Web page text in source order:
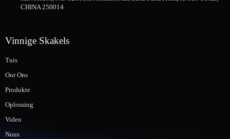
CHINA 250014
Vinnige Skakels
Tuis
Oor Ons
Produkte
Oplossing
Video
Nuus